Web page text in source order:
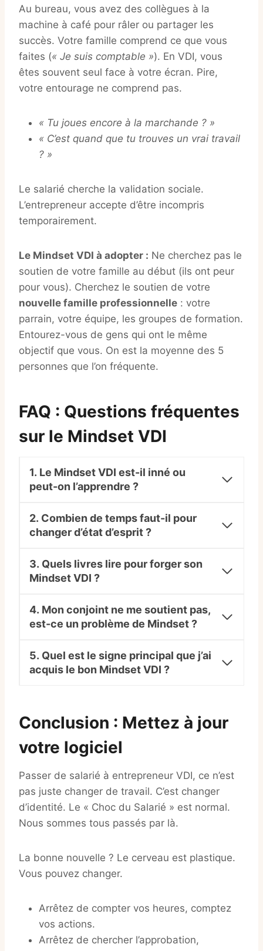
Au bureau, vous avez des collègues à la
machine à café pour râler ou partager les
succès. Votre famille comprend ce que vous
faites (« Je suis comptable »). En VDI, vous
êtes souvent seul face à votre écran. Pire,
votre entourage ne comprend pas.
« Tu joues encore à la marchande ? »
« C’est quand que tu trouves un vrai travail
? »
Le salarié cherche la validation sociale.
L’entrepreneur accepte d’être incompris
temporairement.
Le Mindset VDI à adopter : Ne cherchez pas le
soutien de votre famille au début (ils ont peur
pour vous). Cherchez le soutien de votre
nouvelle famille professionnelle : votre
parrain, votre équipe, les groupes de formation.
Entourez-vous de gens qui ont le même
objectif que vous. On est la moyenne des 5
personnes que l’on fréquente.
FAQ : Questions fréquentes
sur le Mindset VDI
1. Le Mindset VDI est-il inné ou
peut-on l’apprendre ?
2. Combien de temps faut-il pour
changer d’état d’esprit ?
3. Quels livres lire pour forger son
Mindset VDI ?
4. Mon conjoint ne me soutient pas,
est-ce un problème de Mindset ?
5. Quel est le signe principal que j’ai
acquis le bon Mindset VDI ?
Conclusion : Mettez à jour
votre logiciel
Passer de salarié à entrepreneur VDI, ce n’est
pas juste changer de travail. C’est changer
d’identité. Le « Choc du Salarié » est normal.
Nous sommes tous passés par là.
La bonne nouvelle ? Le cerveau est plastique.
Vous pouvez changer.
Arrêtez de compter vos heures, comptez
vos actions.
Arrêtez de chercher l’approbation,